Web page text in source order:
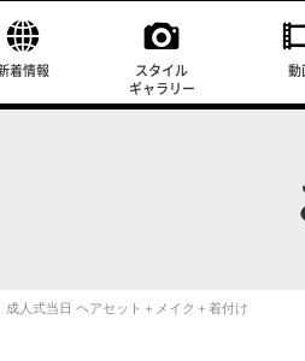
着情報
スタイル
ギャラリー
動
成人式当日 ヘアセット＋メイク＋着付け